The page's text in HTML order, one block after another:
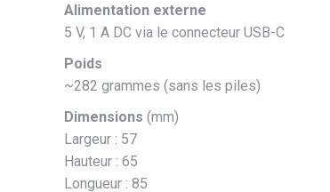
Alimentation externe
5 V, 1 A DC via le connecteur USB-C
Poids
~282 grammes (sans les piles)
Dimensions (mm)
Largeur : 57
Hauteur : 65
Longueur : 85